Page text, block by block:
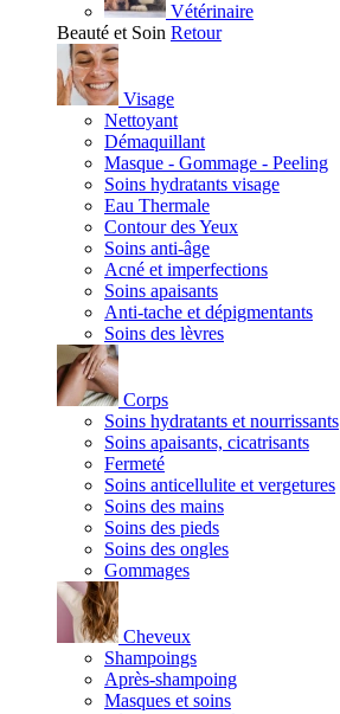
Vétérinaire
Beauté et Soin Retour
Visage
Nettoyant
Démaquillant
Masque - Gommage - Peeling
Soins hydratants visage
Eau Thermale
Contour des Yeux
Soins anti-âge
Acné et imperfections
Soins apaisants
Anti-tache et dépigmentants
Soins des lèvres
Corps
Soins hydratants et nourrissants
Soins apaisants, cicatrisants
Fermeté
Soins anticellulite et vergetures
Soins des mains
Soins des pieds
Soins des ongles
Gommages
Cheveux
Shampoings
Après-shampoing
Masques et soins